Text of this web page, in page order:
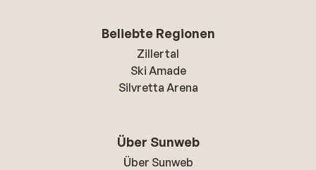
Beliebte Regionen
Zillertal
Ski Amade
Silvretta Arena
Über Sunweb
Über Sunweb